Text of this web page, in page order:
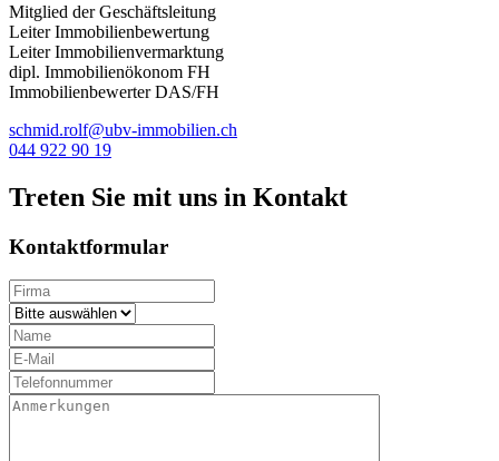
Mitglied der Geschäftsleitung
Leiter Immobilienbewertung
Leiter Immobilienvermarktung
dipl. Immobilienökonom FH
Immobilienbewerter DAS/FH
schmid.rolf@ubv-immobilien.ch
044 922 90 19
Treten Sie mit uns in Kontakt
Kontaktformular